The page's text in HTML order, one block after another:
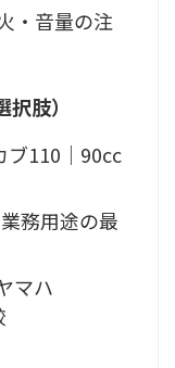
・音量の注
肢）
ブ110｜90cc
務用途の最
マハ